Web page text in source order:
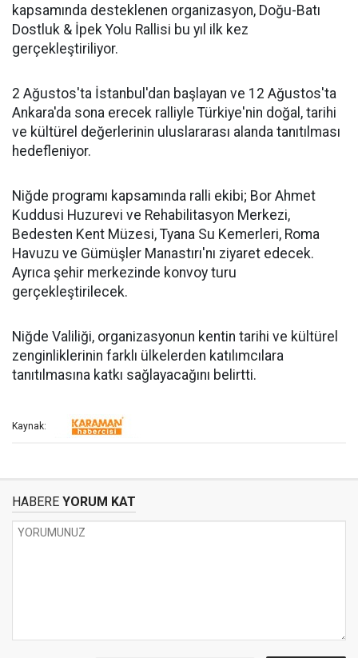
kapsamında desteklenen organizasyon, Doğu-Batı
Dostluk & İpek Yolu Rallisi bu yıl ilk kez
gerçekleştiriliyor.
2 Ağustos'ta İstanbul'dan başlayan ve 12 Ağustos'ta
Ankara'da sona erecek ralliyle Türkiye'nin doğal, tarihi
ve kültürel değerlerinin uluslararası alanda tanıtılması
hedefleniyor.
Niğde programı kapsamında ralli ekibi; Bor Ahmet
Kuddusi Huzurevi ve Rehabilitasyon Merkezi,
Bedesten Kent Müzesi, Tyana Su Kemerleri, Roma
Havuzu ve Gümüşler Manastırı'nı ziyaret edecek.
Ayrıca şehir merkezinde konvoy turu
gerçekleştirilecek.
Niğde Valiliği, organizasyonun kentin tarihi ve kültürel
zenginliklerinin farklı ülkelerden katılımcılara
tanıtılmasına katkı sağlayacağını belirtti.
Kaynak:
HABERE YORUM KAT